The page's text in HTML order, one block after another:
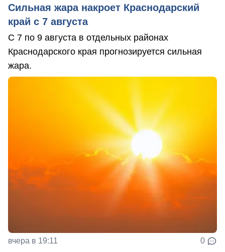
Сильная жара накроет Краснодарский
край с 7 августа
С 7 по 9 августа в отдельных районах
Краснодарского края прогнозируется сильная
жара.
вчера в 19:11 0